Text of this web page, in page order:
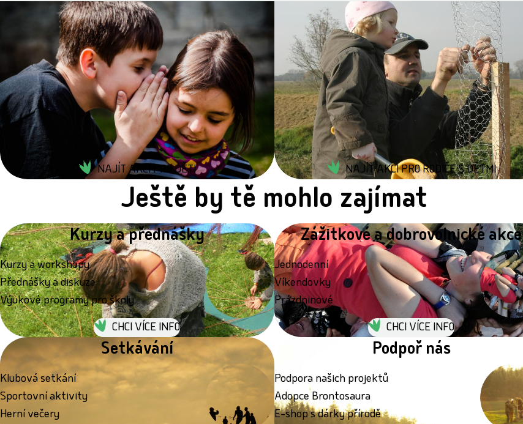
NAJÍT AKCI PRO DĚTI NAJÍT AKCI PRO RODIČE S DĚTMI
Ještě by tě mohlo zajímat
Kurzy a přednášky
Kurzy a workshopy
Přednášky a diskuze
Výukové programy pro školy
CHCI VÍCE INFO
Zážitkové a dobrovolnické akce
Jednodenní
Víkendovky
Prázdninové
CHCI VÍCE INFO
Setkávání
Klubová setkání
Sportovní aktivity
Herní večery
Podpoř nás
Podpora našich projektů
Adopce Brontosaura
E-shop s dárky přírodě